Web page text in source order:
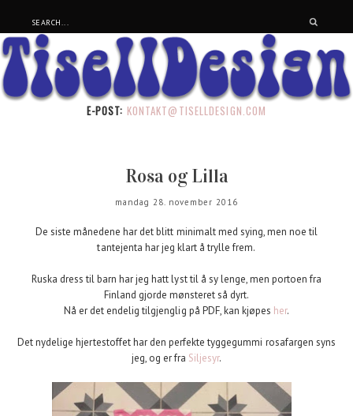
E-POST: KONTAKT@TISELLDESIGN.COM
Rosa og Lilla
mandag 28. november 2016
De siste månedene har det blitt minimalt med sying, men noe til
tantejenta har jeg klart å trylle frem.
Ruska dress til barn har jeg hatt lyst til å sy lenge, men portoen fra
Finland gjorde mønsteret så dyrt.
Nå er det endelig tilgjenglig på PDF, kan kjøpes her.
Det nydelige hjertestoffet har den perfekte tyggegummi rosafargen syns
jeg, og er fra Siljesyr.